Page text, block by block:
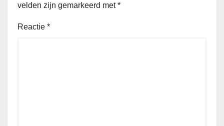
velden zijn gemarkeerd met*
Reactie *